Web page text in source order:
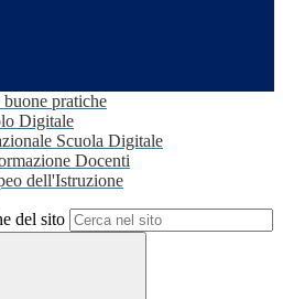
pratiche
Digitale
Scuola Digitale
Docenti
dell'Istruzione
del sito